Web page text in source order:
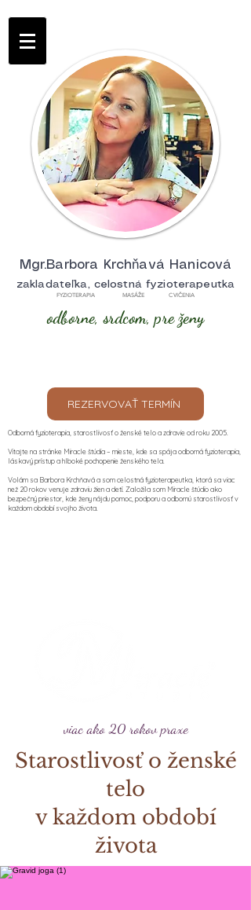
Mgr.Barbora Krchňavá Hanicová
zakladateľka, celostná fyzioterapeutka
FYZIOTERAPIA MASÁŽE CVIČENIA
odborne, srdcom, pre ženy
REZERVOVAŤ TERMÍN
Odborná fyzioterapia, starostlivosť o ženské telo a zdravie od roku 2005.
Vitajte na stránke Miracle štúdia – mieste, kde sa spája odborná fyzioterapia,
láskavý prístup a hlboké pochopenie ženského tela.
Volám sa Barbora Krchňavá a som celostná fyzioterapeutka, ktorá sa viac
než 20 rokov venuje zdraviu žien a detí. Založila som Miracle štúdio ako
bezpečný priestor, kde ženy nájdu pomoc, podporu a odbornú starostlivosť v
každom období svojho života.​
viac ako 20 rokov praxe
Starostlivosť o ženské
telo
v každom období
života